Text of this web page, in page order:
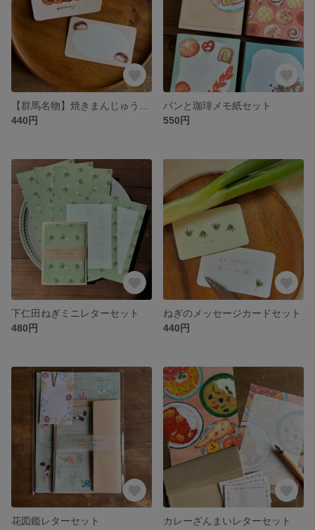
440円
パンと珈琲メモ紙セット
550円
下仁田ねぎミニレターセット
480円
ねぎのメッセージカードセット
440円
花図鑑レターセット
カレーざんまいレターセット